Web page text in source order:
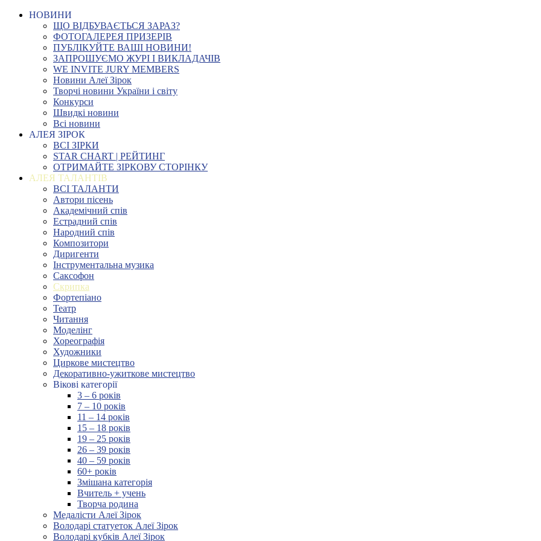
НОВИНИ
ЩО ВІДБУВАЄТЬСЯ ЗАРАЗ?
ФОТОГАЛЕРЕЯ ПРИЗЕРІВ
ПУБЛІКУЙТЕ ВАШІ НОВИНИ!
ЗАПРОШУЄМО ЖУРІ І ВИКЛАДАЧІВ
WE INVITE JURY MEMBERS
Новини Алеї Зірок
Творчі новини України і світу
Конкурси
Швидкі новини
Всі новини
АЛЕЯ ЗІРОК
ВСІ ЗІРКИ
STAR CHART | РЕЙТИНГ
ОТРИМАЙТЕ ЗІРКОВУ СТОРІНКУ
АЛЕЯ ТАЛАНТІВ
ВСІ ТАЛАНТИ
Автори пісень
Академічний спів
Естрадний спів
Народний спів
Композитори
Диригенти
Інструментальна музика
Саксофон
Скрипка
Фортепіано
Театр
Читання
Моделінг
Хореографія
Художники
Циркове мистецтво
Декоративно-ужиткове мистецтво
Вікові категорії
3 – 6 років
7 – 10 років
11 – 14 років
15 – 18 років
19 – 25 років
26 – 39 років
40 – 59 років
60+ років
Змішана категорія
Вчитель + учень
Творча родина
Медалісти Алеї Зірок
Володарі статуеток Алеї Зірок
Володарі кубків Алеї Зірок